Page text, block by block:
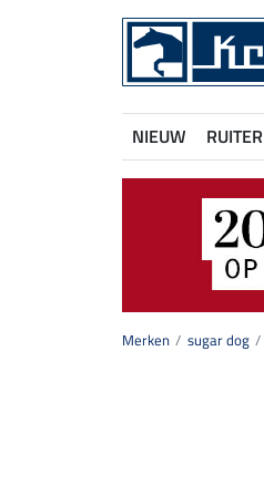
NIEUW RUITER
Merken sugar dog